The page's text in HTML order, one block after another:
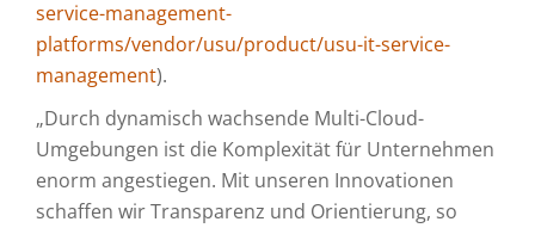
service-management-
platforms/vendor/usu/product/usu-it-service-
management).
„Durch dynamisch wachsende Multi-Cloud-
Umgebungen ist die Komplexität für Unternehmen
enorm angestiegen. Mit unseren Innovationen
schaffen wir Transparenz und Orientierung, so